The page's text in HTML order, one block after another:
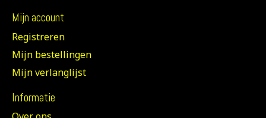
Mijn account
Registreren
Mijn bestellingen
Mijn verlanglijst
Informatie